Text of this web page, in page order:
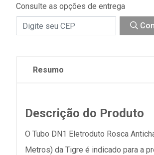
Consulte as opções de entrega
Resumo
Descrição do Produto
O Tubo DN1 Eletroduto Rosca
Metros) da Tigre é indicado para a